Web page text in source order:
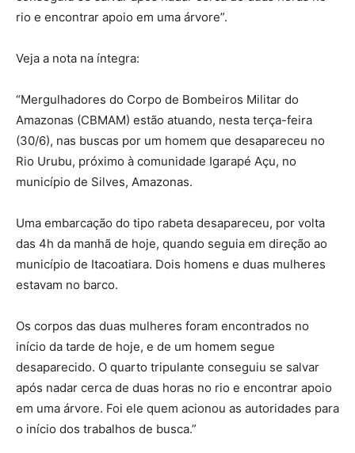
rio e encontrar apoio em uma árvore”.
Veja a nota na íntegra:
“Mergulhadores do Corpo de Bombeiros Militar do
Amazonas (CBMAM) estão atuando, nesta terça-feira
(30/6), nas buscas por um homem que desapareceu no
Rio Urubu, próximo à comunidade Igarapé Açu, no
município de Silves, Amazonas.
Uma embarcação do tipo rabeta desapareceu, por volta
das 4h da manhã de hoje, quando seguia em direção ao
município de Itacoatiara. Dois homens e duas mulheres
estavam no barco.
Os corpos das duas mulheres foram encontrados no
início da tarde de hoje, e de um homem segue
desaparecido. O quarto tripulante conseguiu se salvar
após nadar cerca de duas horas no rio e encontrar apoio
em uma árvore. Foi ele quem acionou as autoridades para
o início dos trabalhos de busca.”